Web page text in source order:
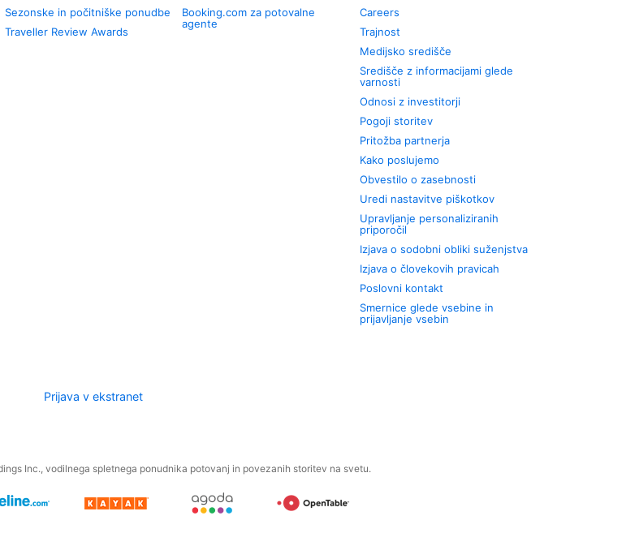
Sezonske in počitniške ponudbe
Traveller Review Awards
Booking.com za potovalne
agente
Careers
Trajnost
Medijsko središče
Središče z informacijami glede
varnosti
Odnosi z investitorji
Pogoji storitev
Pritožba partnerja
Kako poslujemo
Obvestilo o zasebnosti
Uredi nastavitve piškotkov
Upravljanje personaliziranih
priporočil
Izjava o sodobni obliki suženjstva
Izjava o človekovih pravicah
Poslovni kontakt
Smernice glede vsebine in
prijavljanje vsebin
Prijava v ekstranet
Inc., vodilnega spletnega ponudnika potovanj in povezanih storitev na svetu.